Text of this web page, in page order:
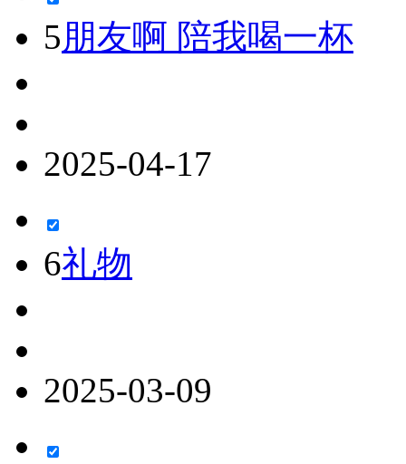
5朋友啊 陪我喝一杯
2025-04-17
6礼物
2025-03-09